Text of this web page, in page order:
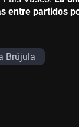
entre partidos
Brújula